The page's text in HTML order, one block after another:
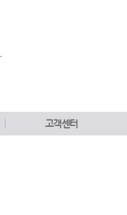
고객센터